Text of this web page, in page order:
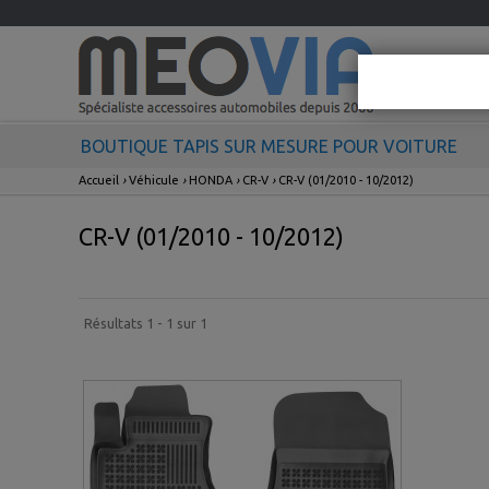
BOUTIQUE TAPIS SUR MESURE POUR VOITURE
Accueil ›Véhicule › HONDA › CR-V › CR-V (01/2010 - 10/2012)
CR-V (01/2010 - 10/2012)
Résultats 1 - 1 sur 1